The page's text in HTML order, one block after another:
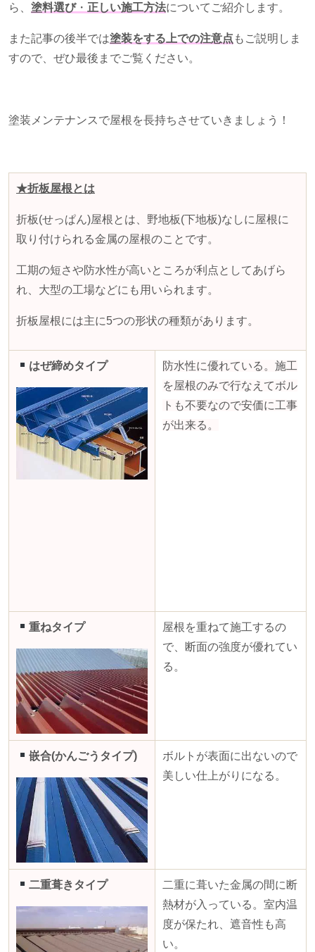
ら、 塗料選び・ 正しい施工方法についてご紹介します。
また記事の後半では塗装をする上での注意点 もご説明しま
すので、ぜひ最後までご覧ください。
塗装メンテナンスで屋根を長持ちさせていきましょう！
★折板屋根とは
折板(せっぱん)屋根とは、野地板(下地板)なしに屋根に
取り付けられる金属の屋根のことです。
工期の短さや防水性が高いところが利点としてあげら
れ、大型の工場などにも用いられます。
折板屋根には主に5つの形状の種類があります。
はぜ締めタイプ
防水性に優れている。施工
を屋根のみで行なえてボル
トも不要なので安価に工事
が出来る。
重ねタイプ
屋根を重ねて施工するの
で、断面の強度が優れてい
る。
嵌合(かんごうタイプ)
ボルトが表面に出ないので
美しい仕上がりになる。
二重葺きタイプ
二重に葺いた金属の間に断
熱材が入っている。室内温
度が保たれ、遮音性も高
い。